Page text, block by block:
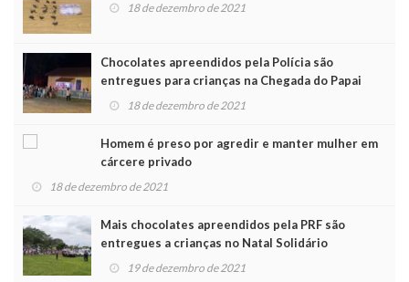
18 de dezembro de 2021
Chocolates apreendidos pela Polícia são
entregues para crianças na Chegada do Papai
Noel
18 de dezembro de 2021
Homem é preso por agredir e manter mulher em
cárcere privado
18 de dezembro de 2021
Mais chocolates apreendidos pela PRF são
entregues a crianças no Natal Solidário
19 de dezembro de 2021